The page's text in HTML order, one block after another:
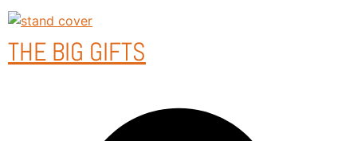
THE BIG GIFTS